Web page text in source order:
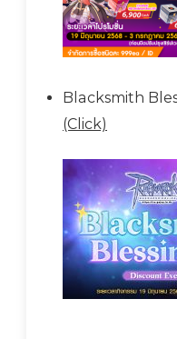
Blacksmith
(Click)